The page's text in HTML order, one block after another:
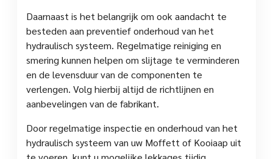
Daarnaast is het belangrijk om ook aandacht te
besteden aan preventief onderhoud van het
hydraulisch systeem. Regelmatige reiniging en
smering kunnen helpen om slijtage te verminderen
en de levensduur van de componenten te
verlengen. Volg hierbij altijd de richtlijnen en
aanbevelingen van de fabrikant.
Door regelmatige inspectie en onderhoud van het
hydraulisch systeem van uw Moffett of Kooiaap uit